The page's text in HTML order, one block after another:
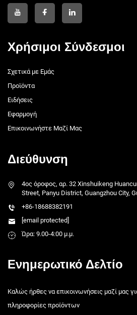
Χρήσιμοι Σύνδεσμοι
Σχετικά με Εμάς
Προϊόντα
Ειδήσεις
Εφαρμογή
Επικοινωνήστε Μαζί Μας
Διεύθυνση
4ος όροφος, αρ. 32 Xinshuikeng
Street, Panyu District, Guangzhou City,
+86-18688382191
[email protected]
Ώρα: 9.00-4:00 μ.μ.
Ενημερωτικό Δελτίο
Καλώς ήρθες να επικοινωνήσεις μαζί μας
πληροφορίες προϊόντων